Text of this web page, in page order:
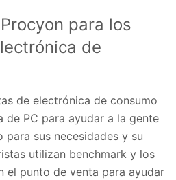
para los
de
de electrónica de consumo
de PC para ayudar a la gente
para sus necesidades y su
utilizan benchmark y los
el punto de venta para ayudar